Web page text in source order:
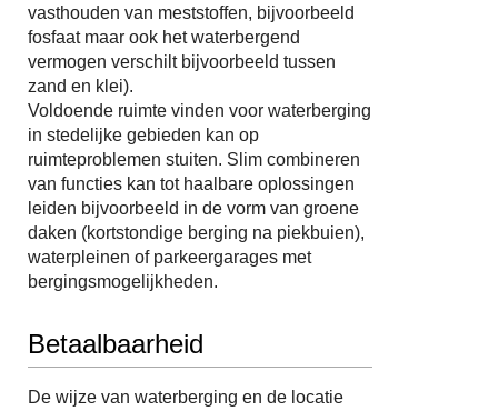
vasthouden van meststoffen, bijvoorbeeld
fosfaat maar ook het waterbergend
vermogen verschilt bijvoorbeeld tussen
zand en klei).
Voldoende ruimte vinden voor waterberging
in stedelijke gebieden kan op
ruimteproblemen stuiten. Slim combineren
van functies kan tot haalbare oplossingen
leiden bijvoorbeeld in de vorm van groene
daken (kortstondige berging na piekbuien),
waterpleinen of parkeergarages met
bergingsmogelijkheden.
Betaalbaarheid
De wijze van waterberging en de locatie